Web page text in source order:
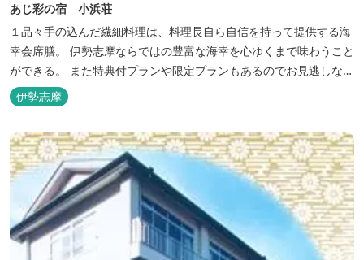
あじ彩の宿 小浜荘
１品々手の込んだ繊細料理は、料理長自ら自信を持って提供する海
幸会席膳。 伊勢志摩ならではの豊富な海幸を心ゆくまで味わうこと
ができる。 また特典付プランや限定プランもあるのでお見逃しな
く。
伊勢志摩